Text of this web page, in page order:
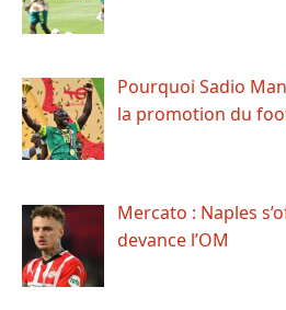
Pourquoi Sadio
la promotion du
Mercato : Naples
devance l’OM